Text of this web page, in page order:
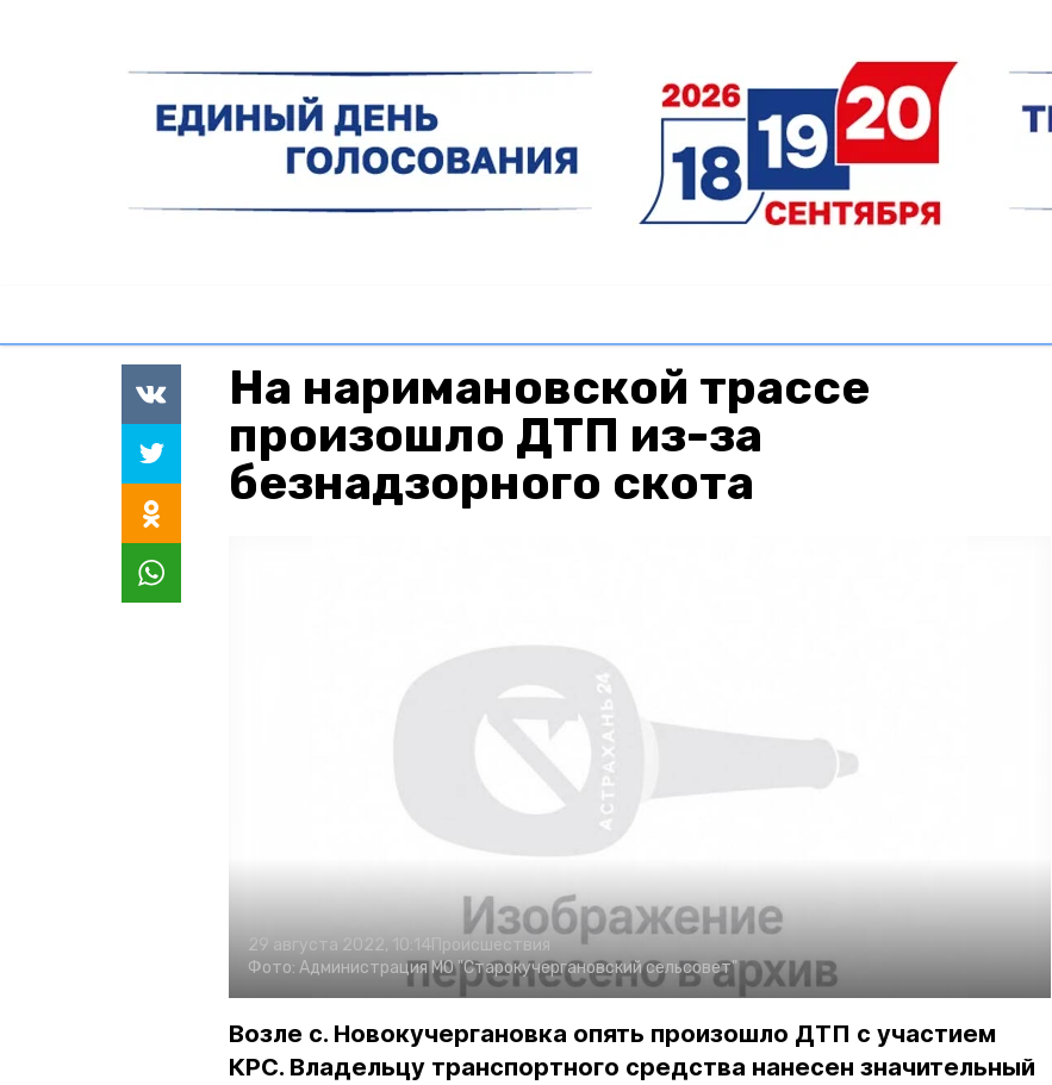
На наримановской трассе
произошло ДТП из-за
безнадзорного скота
29 августа 2022, 10:14Происшествия
Фото: Администрация МО "Старокучергановский сельсовет"
Возле с. Новокучергановка опять произошло ДТП с участием
КРС. Владельцу транспортного средства нанесен значительный